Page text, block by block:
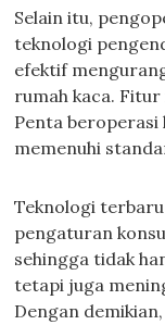
Selain itu,
teknologi
efektif
rumah kaca.
Penta beroperasi
memenuhi
Teknologi
pengaturan
sehingga tidak
tetapi juga
Dengan